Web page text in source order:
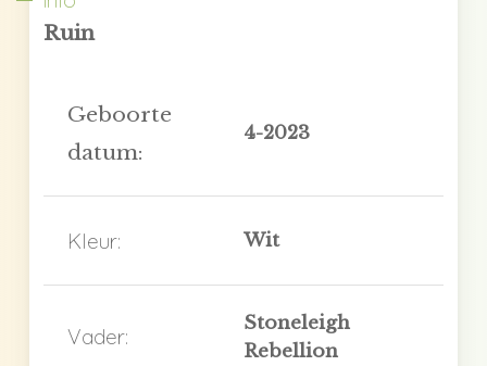
Ruin
Geboorte
datum:
4-2023
Kleur: Wit
Vader:
Stoneleigh
Rebellion